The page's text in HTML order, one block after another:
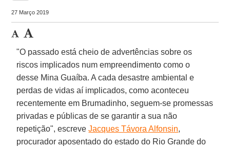
27 Março 2019
"O passado está cheio de advertências sobre os
riscos implicados num empreendimento como o
desse Mina Guaíba. A cada desastre ambiental e
perdas de vidas aí implicados, como aconteceu
recentemente em Brumadinho, seguem-se promessas
privadas e públicas de se garantir a sua não
repetição", escreveJacques Távora Alfonsin,
procurador aposentado do estado do Rio Grande do